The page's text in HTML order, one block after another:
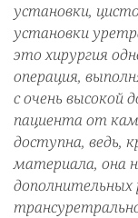
установки,
установки
это хирургия
операция,
с очень высокой
пациента от
доступна, ведь,
материала, она
дополнительных